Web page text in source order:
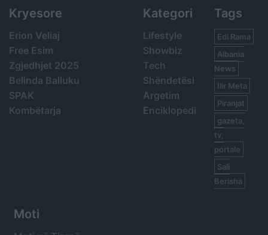
Kryesore
Erion Veliaj
Free Esim
Zgjedhjet 2025
Belinda Balluku
SPAK
Kombëtarja
Kategori
Lifestyle
Showbiz
Tech
Shëndetësi
Argetim
Enciklopedi
Tags
Edi Rama
Albania
News
Ilir Meta
Piranjat
gazeta,
tv,
portale
Sali
Berisha
Moti